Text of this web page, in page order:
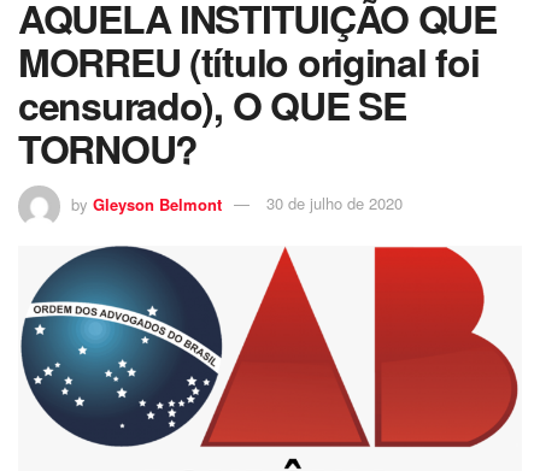
AQUELA INSTITUIÇÃO QUE
MORREU (título original foi
censurado), O QUE SE
TORNOU?
by Gleyson Belmont 30 de julho de 2020